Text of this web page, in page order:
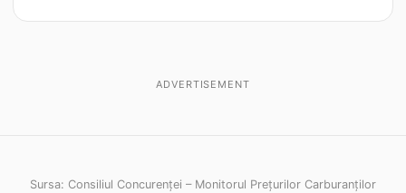
ADVERTISEMENT
Sursa: Consiliul Concurenței – Monitorul Prețurilor Carburanților